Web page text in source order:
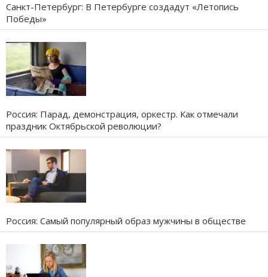
Санкт-Петербург: В Петербурге создадут «Летопись
Победы»
Россия: Парад, демонстрация, оркестр. Как отмечали
праздник Октябрьской революции?
Россия: Самый популярный образ мужчины в обществе